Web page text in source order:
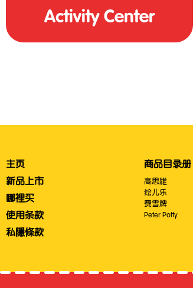
Activity Center
主页
新品上市
哪裡买
使用条款
私隱條款
商品目录册
高思維
绘儿乐
费雪牌
Peter Potty